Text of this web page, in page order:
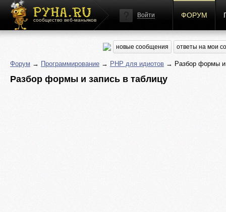
сообщество веб-маньяков
Войти ФОРУМ
новые сообщения ответы на мои
Форум → Программирование → PHP для идиотов → Разбор формы и
Разбор формы и запись в таблицу